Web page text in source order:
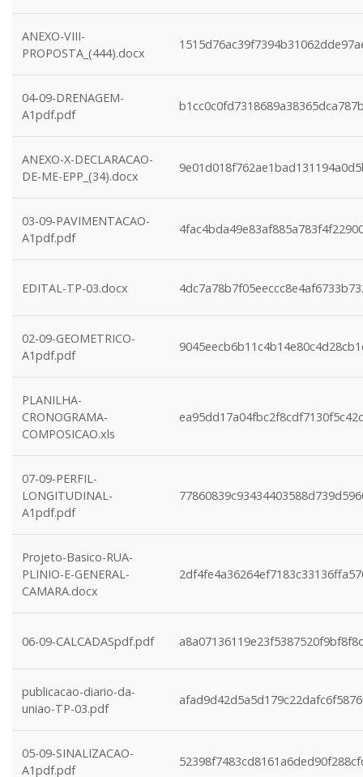
ANEXO-VIII-
PROPOSTA_(444).docx
04-09-DRENAGEM-
A1pdf.pdf
ANEXO-X-DECLARACAO-
DE-ME-EPP_(34).docx
03-09-PAVIMENTACAO-
A1pdf.pdf
EDITAL-TP-03.docx
02-09-GEOMETRICO-
A1pdf.pdf
PLANILHA-
CRONOGRAMA-
COMPOSICAO.xls
07-09-PERFIL-
LONGITUDINAL-
A1pdf.pdf
Projeto-Basico-RUA-
PLINIO-E-GENERAL-
CAMARA.docx
06-09-CALCADASpdf.pdf
publicacao-diario-da-
uniao-TP-03.pdf
05-09-SINALIZACAO-
A1pdf.pdf